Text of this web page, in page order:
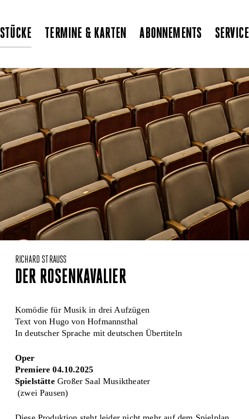
STÜCKE TERMINE & KARTEN ABONNEMENTS SERVICE
RICHARD STRAUSS
DER ROSENKAVALIER
Komödie für Musik in drei Aufzügen
Text von Hugo von Hofmannsthal
In deutscher Sprache mit deutschen Übertiteln
Oper
Premiere 04.10.2025
SpielstätteGroßer Saal Musiktheater
(zwei Pausen)